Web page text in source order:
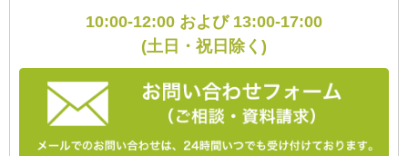
10:00-12:00 および 13:00-17:00
(土日・祝日除く)